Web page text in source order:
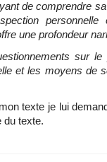
de comprendre
personnelle
une profondeur
sur
et les moyens de
texte je lui
du texte.